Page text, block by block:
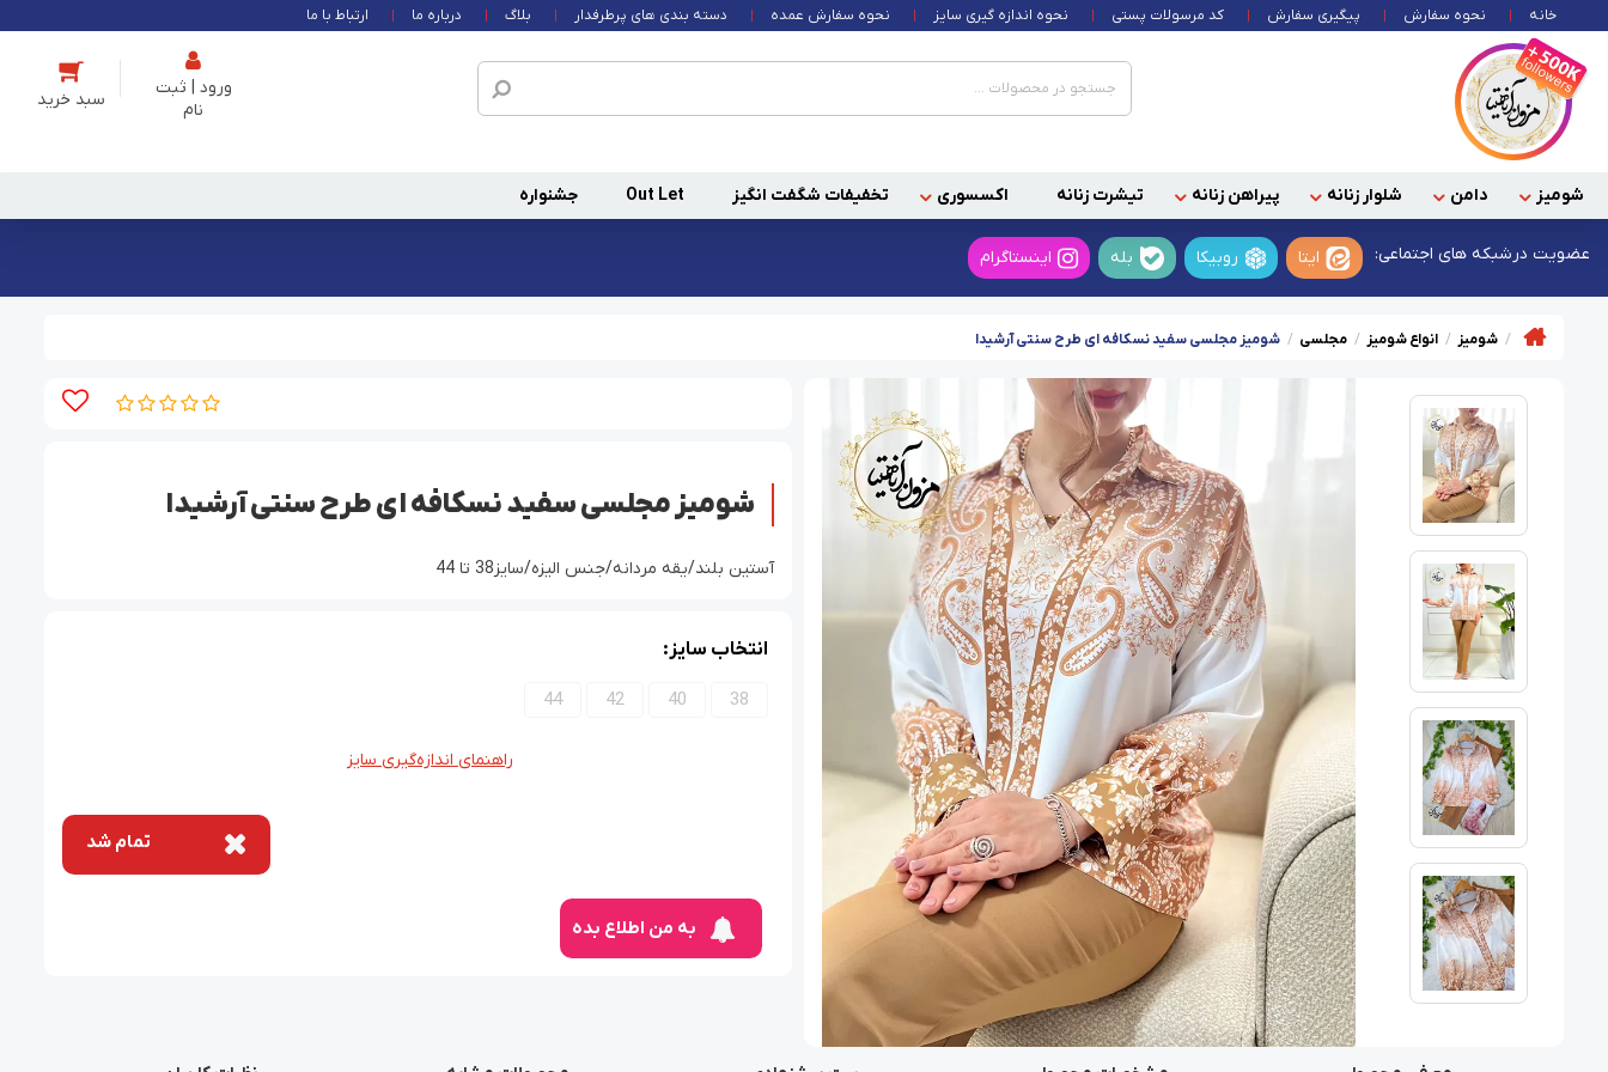
خانه نحوه سفارش پیگیری سفارش کد مرسولات پستی نحوه اندازه گیری سایز نحوه سفارش عمده دسته بندی های پرطرفدار بلاگ درباره ما ارتباط با ما
ورود | ثبت
نام
شومیز دامن شلوار زنانه پیراهن زنانه تیشرت زنانه اکسسوری تخفیفات شگفت انگیز Out Let جشنواره
عضویت درشبکه های اجتماعی: ایتا روبیکا بله اینستاگرام
شومیز انواع شومیز مجلسی شومیز مجلسی سفید نسکافه ای طرح سنتی آرشیدا
شومیز مجلسی سفید نسکافه ای طرح سنتی آرشیدا
آستین بلند/یقه مردانه/جنس الیزه/سایز38 تا 44
انتخاب سایز:
38
40
42
44
راهنمای اندازه‌گیری سایز
تمام شد
به من اطلاع بده